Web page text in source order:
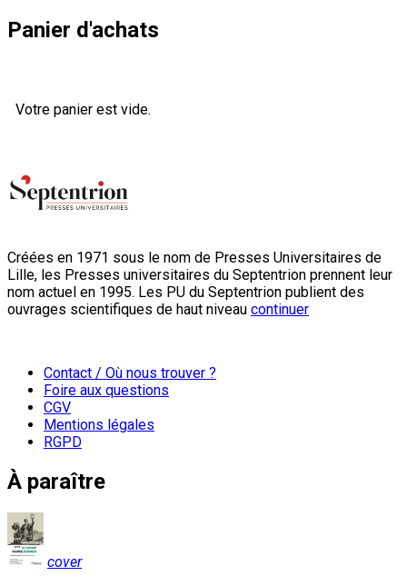
Panier d'achats
Votre panier est vide.
Créées en 1971 sous le nom de Presses Universitaires de
Lille, les Presses universitaires du Septentrion prennent leur
nom actuel en 1995. Les PU du Septentrion publient des
ouvrages scientifiques de haut niveau continuer
Contact / Où nous trouver ?
Foire aux questions
CGV
Mentions légales
RGPD
À paraître
cover